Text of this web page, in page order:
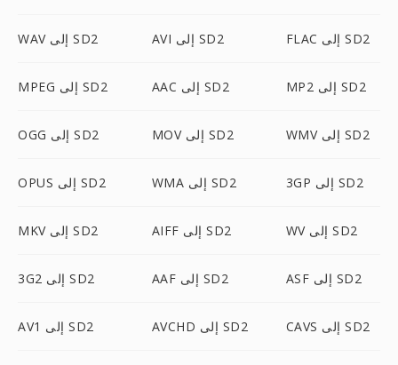
WAV إلى SD2 AVI إلى SD2 FLAC إلى SD2
MPEG إلى SD2 AAC إلى SD2 MP2 إلى SD2
OGG إلى SD2 MOV إلى SD2 WMV إلى SD2
OPUS إلى SD2 WMA إلى SD2 3GP إلى SD2
MKV إلى SD2 AIFF إلى SD2 WV إلى SD2
3G2 إلى SD2 AAF إلى SD2 ASF إلى SD2
AV1 إلى SD2 AVCHD إلى SD2 CAVS إلى SD2